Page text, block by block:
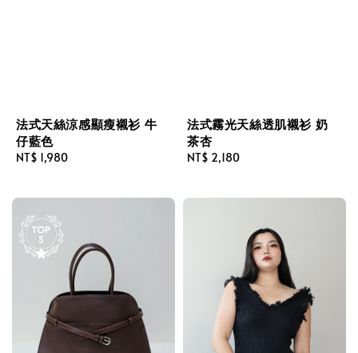
法式天絲涼感顯瘦襯衫 牛
仔藍色
Regular
NT$ 1,980
法式霧光天絲透肌襯衫 奶
茶杏
Regular
NT$ 2,180